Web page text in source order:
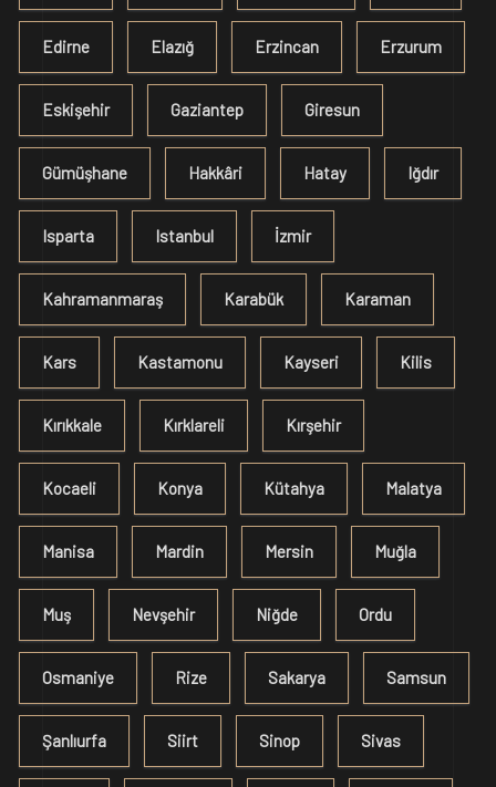
Edirne Elazığ Erzincan Erzurum
Eskişehir Gaziantep Giresun
Gümüşhane Hakkâri Hatay Iğdır
Isparta Istanbul İzmir
Kahramanmaraş Karabük Karaman
Kars Kastamonu Kayseri Kilis
Kırıkkale Kırklareli Kırşehir
Kocaeli Konya Kütahya Malatya
Manisa Mardin Mersin Muğla
Muş Nevşehir Niğde Ordu
Osmaniye Rize Sakarya Samsun
Şanlıurfa Siirt Sinop Sivas